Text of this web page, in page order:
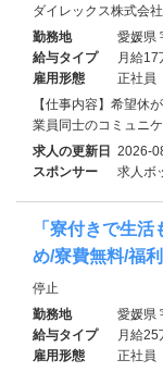
ダイレックス株式会社
勤務地
愛媛県
給与タイプ
月給
雇用形態
正社員
【仕事内容】希望休
業員同士のコミュニ
求人の更新日 2026-
スポンサー
求人ボ
「寮付きで生
め/寮費無料/福
停止
勤務地
愛媛県
給与タイプ
月給25
雇用形態
正社員